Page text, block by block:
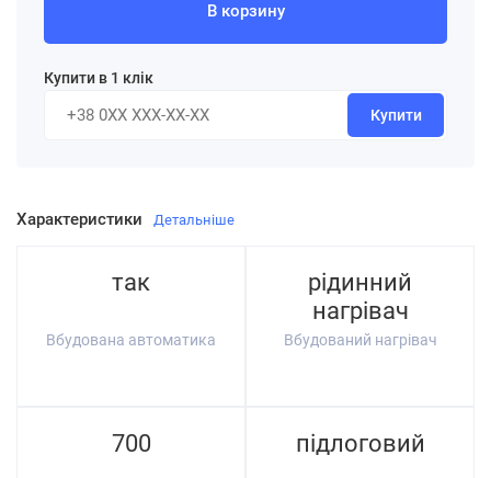
Характеристики Детальніше
так
Вбудована автоматика
рідинний
нагрівач
Вбудований нагрівач
700 підлоговий
В корзину
Купити в 1 клік
Купити